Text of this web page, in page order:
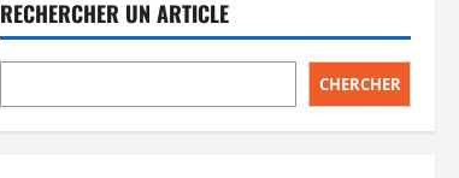
RECHERCHER UN ARTICLE
CHERCHER